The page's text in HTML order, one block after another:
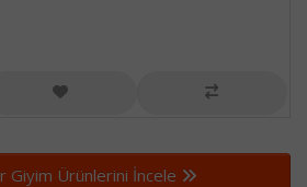
Giyim Ürünlerini İncele